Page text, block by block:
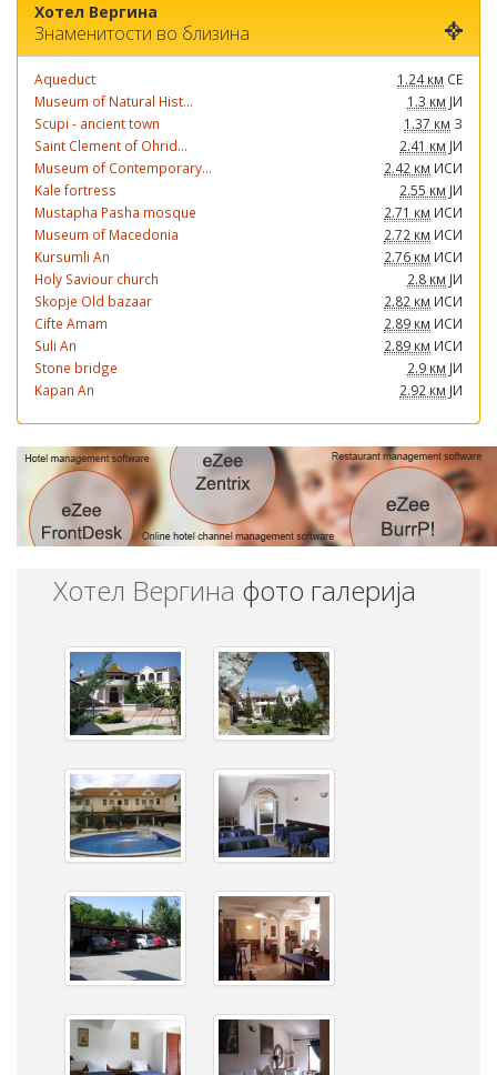
Хотел Вергина
Знаменитости во близина
Aqueduct 1.24 км СЕ
Museum of Natural Hist...
1.3 км ЈИ
Scupi - ancient town
1.37 км З
Saint Clement of Ohrid...
2.41 км ЈИ
Museum of Contemporary...
2.42 км ИСИ
Kale fortress
2.55 км ЈИ
Mustapha Pasha mosque
2.71 км ИСИ
Museum of Macedonia
2.72 км ИСИ
Kursumli An
2.76 км ИСИ
Holy Saviour church
2.8 км ЈИ
Skopje Old bazaar
2.82 км ИСИ
Cifte Amam
2.89 км ИСИ
Suli An
2.89 км ИСИ
Stone bridge
2.9 км ЈИ
Kapan An
2.92 км ЈИ
Хотел Вергина фото галерија